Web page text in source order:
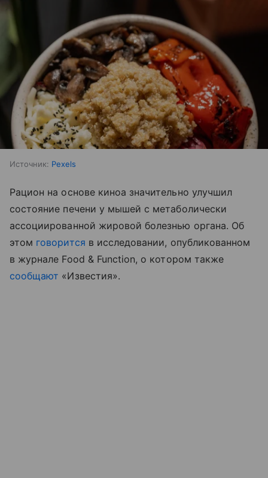
Источник: Pexels
Рацион на основе киноа значительно улучшил
состояние печени у мышей с метаболически
ассоциированной жировой болезнью органа. Об
этом говорится в исследовании, опубликованном
в журнале Food & Function, о котором также
сообщают «Известия».